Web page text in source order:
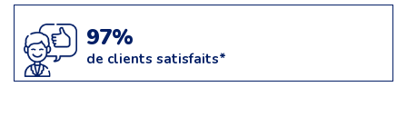
97%
de clients satisfaits*